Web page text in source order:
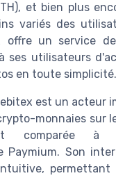
et bien plus
variés des
offre un service
ses utilisateurs
en toute simplicité.
est un acteur
monnaies sur
comparée à
Paymium. Son
permettant